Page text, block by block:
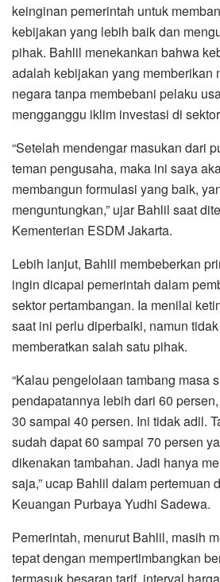
keinginan pemerintah untuk
kebijakan yang lebih baik dan
pihak. Bahlil menekankan bahwa
adalah kebijakan yang memberikan
negara tanpa membebani pelaku
mengganggu iklim investasi di
“Setelah mendengar masukan dari
teman pengusaha, maka ini saya
membangun formulasi yang baik,
menguntungkan,” ujar Bahlil saat
Kementerian ESDM Jakarta.
Lebih lanjut, Bahlil membeberkan
ingin dicapai pemerintah dalam
sektor pertambangan. Ia menilai
saat ini perlu diperbaiki, namun
memberatkan salah satu pihak.
“Kalau pengelolaan tambang masa
pendapatannya lebih dari 60
30 sampai 40 persen. Ini tidak adil.
sudah dapat 60 sampai 70 persen
dikenakan tambahan. Jadi hanya
saja,” ucap Bahlil dalam pertemuan
Keuangan Purbaya Yudhi Sadewa.
Pemerintah, menurut Bahlil, masih
tepat dengan mempertimbangkan
termasuk besaran tarif, interval